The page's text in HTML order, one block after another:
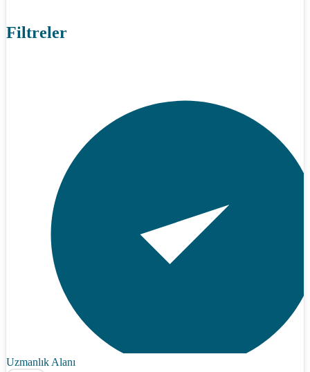
Filtreler
Uzmanlık Alanı